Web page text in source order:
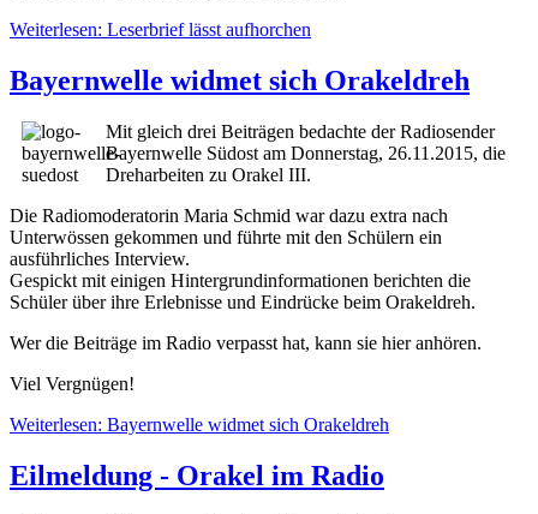
Weiterlesen: Leserbrief lässt aufhorchen
Bayernwelle widmet sich Orakeldreh
Mit gleich drei Beiträgen bedachte der Radiosender
Bayernwelle Südost am Donnerstag, 26.11.2015, die
Dreharbeiten zu Orakel III.
Die Radiomoderatorin Maria Schmid war dazu extra nach
Unterwössen gekommen und führte mit den Schülern ein
ausführliches Interview.
Gespickt mit einigen Hintergrundinformationen berichten die
Schüler über ihre Erlebnisse und Eindrücke beim Orakeldreh.
Wer die Beiträge im Radio verpasst hat, kann sie hier anhören.
Viel Vergnügen!
Weiterlesen: Bayernwelle widmet sich Orakeldreh
Eilmeldung - Orakel im Radio